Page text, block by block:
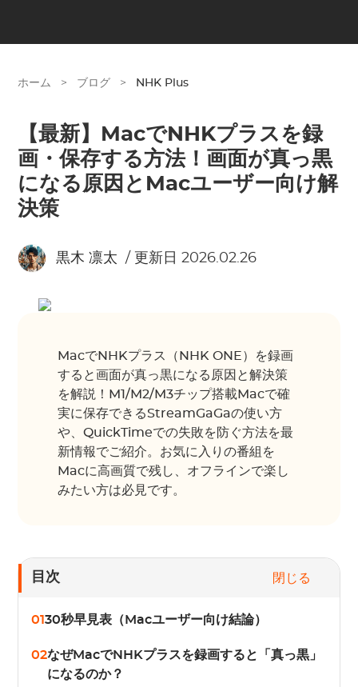
ホーム > ブログ > NHK Plus
【最新】MacでNHKプラスを録
画・保存する方法！画面が真っ黒
になる原因とMacユーザー向け解
決策
黒木 凛太 / 更新日 2026.02.26
MacでNHKプラス（NHK ONE）を録画
すると画面が真っ黒になる原因と解決策
を解説！M1/M2/M3チップ搭載Macで確
実に保存できるStreamGaGaの使い方
や、QuickTimeでの失敗を防ぐ方法を最
新情報でご紹介。お気に入りの番組を
Macに高画質で残し、オフラインで楽し
みたい方は必見です。
目次 閉じる
0130秒早見表（Macユーザー向け結論）
02なぜMacでNHKプラスを録画すると「真っ黒」
になるのか？